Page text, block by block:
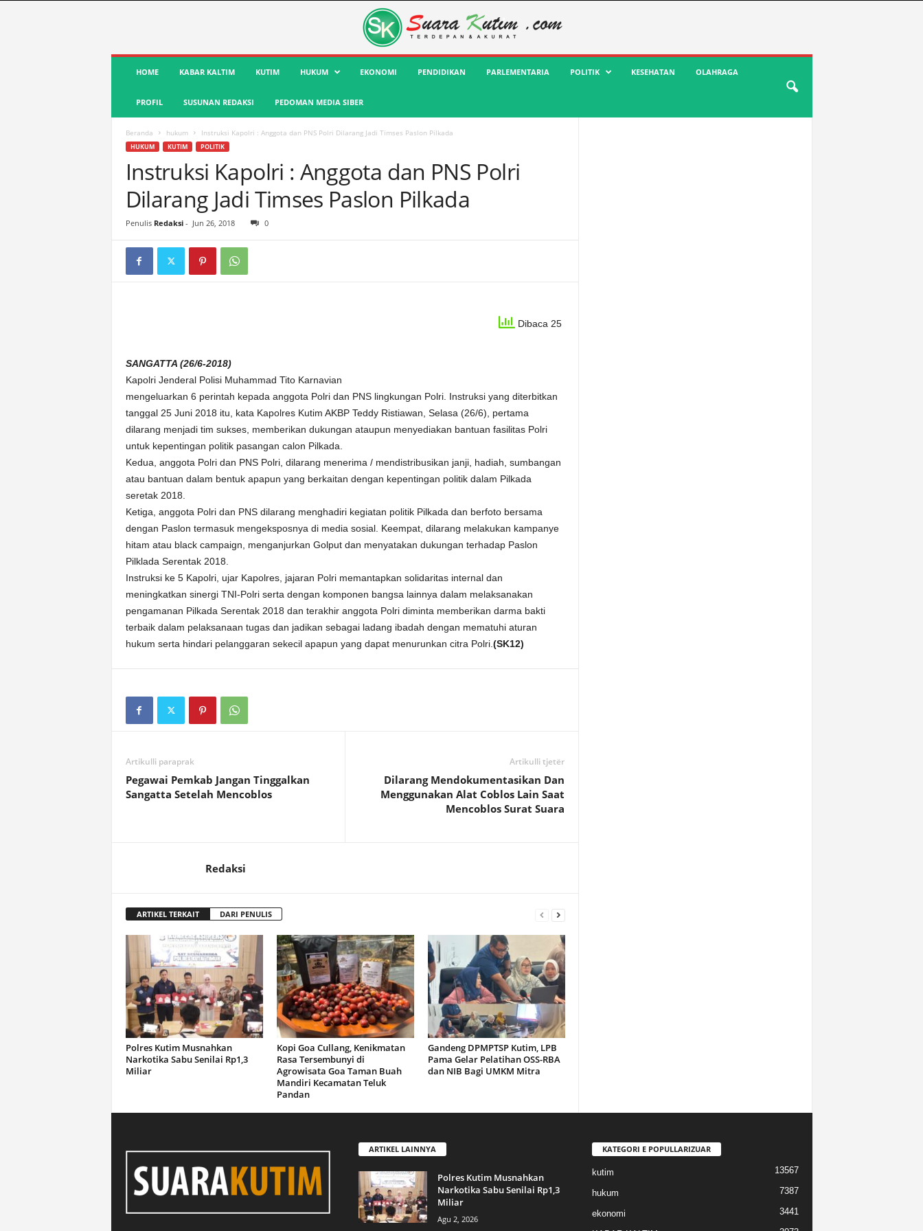
a
HOME KABAR KALTIM KUTIM HUKUM EKONOMI PENDIDIKAN PARLEMENTARIA POLITIK KESEHATAN OLAHRAGA
PROFIL SUSUNAN REDAKSI PEDOMAN MEDIA SIBER
Beranda hukum Instruksi Kapolri : Anggota dan PNS Polri Dilarang Jadi Timses Paslon Pilkada
HUKUM KUTIM POLITIK
Instruksi Kapolri : Anggota dan PNS Polri
Dilarang Jadi Timses Paslon Pilkada
Penulis Redaksi- Jun 26, 2018 0
Dibaca 25
SANGATTA (26/6-2018)
Kapolri Jenderal Polisi Muhammad Tito Karnavian
mengeluarkan 6 perintah kepada anggota Polri dan PNS lingkungan Polri. Instruksi yang diterbitkan
tanggal 25 Juni 2018 itu, kata Kapolres Kutim AKBP Teddy Ristiawan, Selasa (26/6), pertama
dilarang menjadi tim sukses, memberikan dukungan ataupun menyediakan bantuan fasilitas Polri
untuk kepentingan politik pasangan calon Pilkada.
Kedua, anggota Polri dan PNS Polri, dilarang menerima / mendistribusikan janji, hadiah, sumbangan
atau bantuan dalam bentuk apapun yang berkaitan dengan kepentingan politik dalam Pilkada
seretak 2018.
Ketiga, anggota Polri dan PNS dilarang menghadiri kegiatan politik Pilkada dan berfoto bersama
dengan Paslon termasuk mengeksposnya di media sosial. Keempat, dilarang melakukan kampanye
hitam atau black campaign, menganjurkan Golput dan menyatakan dukungan terhadap Paslon
Pilklada Serentak 2018.
Instruksi ke 5 Kapolri, ujar Kapolres, jajaran Polri memantapkan solidaritas internal dan
meningkatkan sinergi TNI-Polri serta dengan komponen bangsa lainnya dalam melaksanakan
pengamanan Pilkada Serentak 2018 dan terakhir anggota Polri diminta memberikan darma bakti
terbaik dalam pelaksanaan tugas dan jadikan sebagai ladang ibadah dengan mematuhi aturan
hukum serta hindari pelanggaran sekecil apapun yang dapat menurunkan citra Polri. (SK12)
Artikulli paraprak
Pegawai Pemkab Jangan Tinggalkan
Sangatta Setelah Mencoblos
Artikulli tjetër
Dilarang Mendokumentasikan Dan
Menggunakan Alat Coblos Lain Saat
Mencoblos Surat Suara
Redaksi
ARTIKEL TERKAIT DARI PENULIS
Polres Kutim Musnahkan
Narkotika Sabu Senilai Rp1,3
Miliar
Kopi Goa Cullang, Kenikmatan
Rasa Tersembunyi di
Agrowisata Goa Taman Buah
Mandiri Kecamatan Teluk
Pandan
Gandeng DPMPTSP Kutim, LPB
Pama Gelar Pelatihan OSS-RBA
dan NIB Bagi UMKM Mitra
ARTIKEL LAINNYA
Polres Kutim Musnahkan
Narkotika Sabu Senilai Rp1,3
Miliar
Agu 2, 2026
KATEGORI E POPULLARIZUAR
kutim 13567
hukum 7387
ekonomi 3441